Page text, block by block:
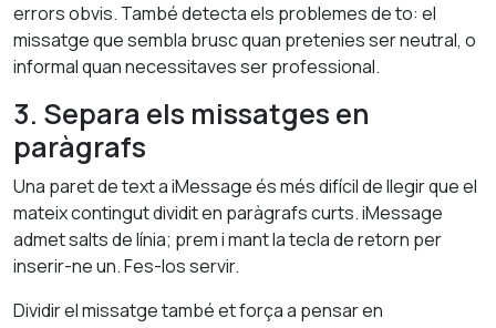
errors obvis. També detecta els problemes de to: el
missatge que sembla brusc quan pretenies ser neutral, o
informal quan necessitaves ser professional.
3. Separa els missatges en
paràgrafs
Una paret de text a iMessage és més difícil de llegir que el
mateix contingut dividit en paràgrafs curts. iMessage
admet salts de línia; prem i mant la tecla de retorn per
inserir-ne un. Fes-los servir.
Dividir el missatge també et força a pensar en